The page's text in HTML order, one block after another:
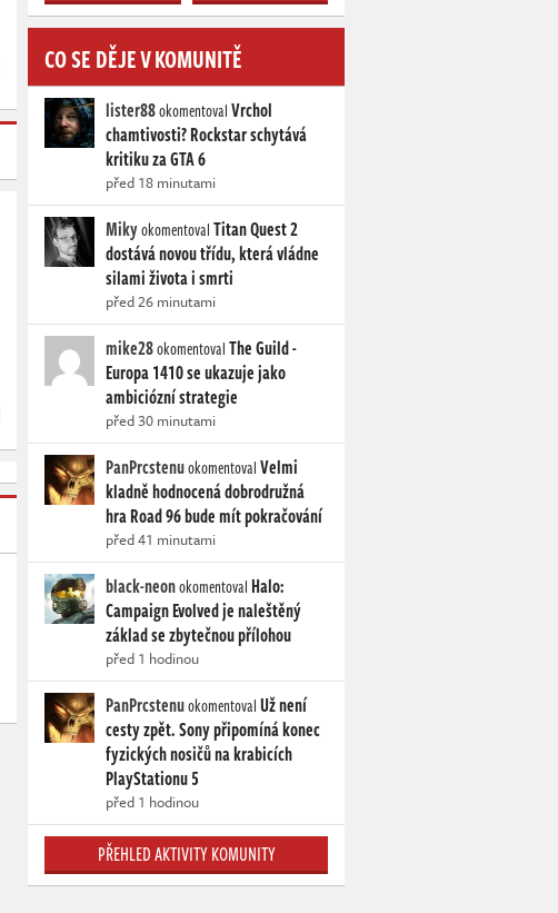
CO SE DĚJE V KOMUNITĚ
lister88okomentovalVrchol
chamtivosti? Rockstar schytává
kritiku za GTA 6
před 18 minutami
MikyokomentovalTitan Quest 2
dostává novou třídu, která vládne
silami života i smrti
před 26 minutami
mike28okomentovalThe Guild -
Europa 1410 se ukazuje jako
ambiciózní strategie
před 30 minutami
PanPrcstenuokomentovalVelmi
kladně hodnocená dobrodružná
hra Road 96 bude mít pokračování
před 41 minutami
black-neonokomentoval Halo:
Campaign Evolved je naleštěný
základ se zbytečnou přílohou
před 1 hodinou
PanPrcstenuokomentovalUž není
cesty zpět. Sony připomíná konec
fyzických nosičů na krabicích
PlayStationu 5
před 1 hodinou
PŘEHLED AKTIVITY KOMUNITY